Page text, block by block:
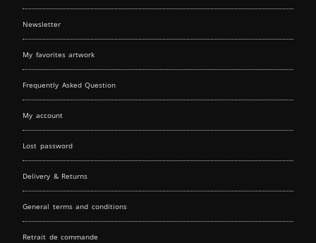
Newsletter
My favorites artwork
Frequently Asked Question
My account
Lost password
Delivery & Returns
General terms and conditions
Retrait de commande